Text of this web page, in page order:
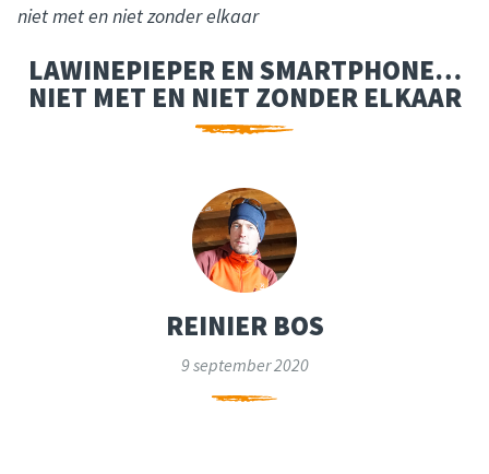
niet met en niet zonder elkaar
LAWINEPIEPER EN SMARTPHONE…
NIET MET EN NIET ZONDER ELKAAR
REINIER BOS
9 september 2020